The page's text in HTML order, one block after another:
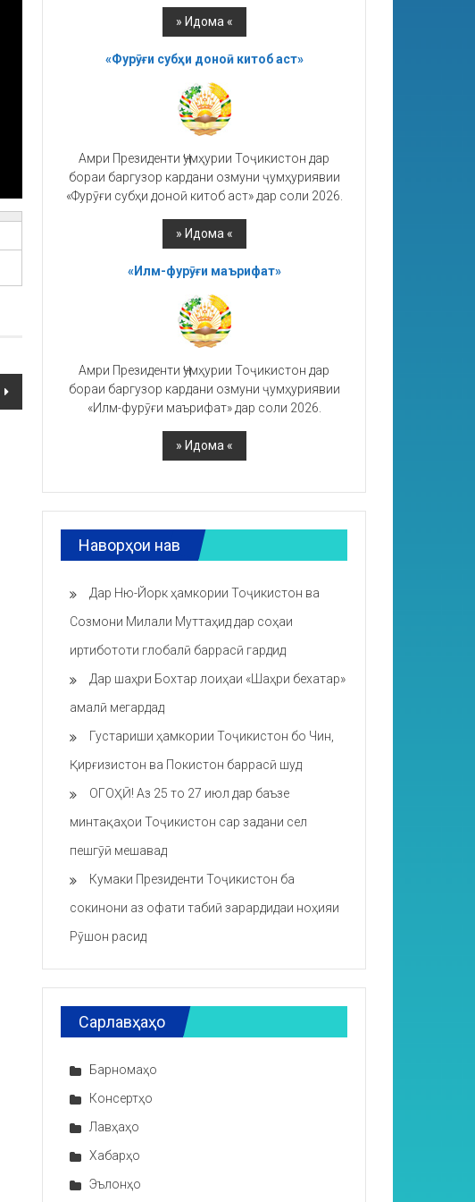
«Фурӯғи субҳи доноӣ китоб аст»
Амри Президенти Ҷумҳурии Тоҷикистон дар
бораи баргузор кардани озмуни ҷумҳуриявии
«Фурӯғи субҳи доноӣ китоб аст» дар соли 2026.
«Илм-фурӯғи маърифат»
Амри Президенти Ҷумҳурии Тоҷикистон дар
бораи баргузор кардани озмуни ҷумҳуриявии
«Илм-фурӯғи маърифат» дар соли 2026.
Наворҳои нав
Дар Ню-Йорк ҳамкории Тоҷикистон ва
Созмони Милали Муттаҳид дар соҳаи
иртибототи глобалӣ баррасӣ гардид
Дар шаҳри Бохтар лоиҳаи «Шаҳри бехатар»
амалӣ мегардад
Густариши ҳамкории Тоҷикистон бо Чин,
Қирғизистон ва Покистон баррасӣ шуд
ОГОҲӢ! Аз 25 то 27 июл дар баъзе
минтақаҳои Тоҷикистон сар задани сел
пешгӯӣ мешавад
Кумаки Президенти Тоҷикистон ба
сокинони аз офати табиӣ зарардидаи ноҳияи
Рӯшон расид
Сарлавҳаҳо
Барномаҳо
Консертҳо
Лавҳаҳо
Хабарҳо
Эълонҳо